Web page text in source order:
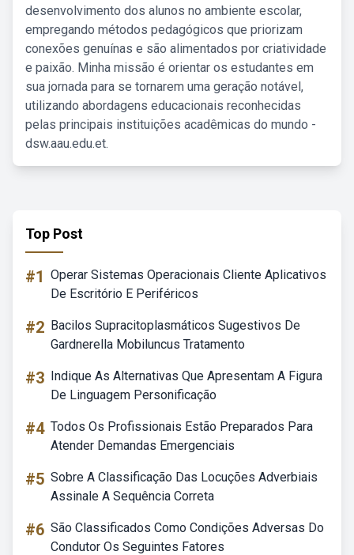
desenvolvimento dos alunos no ambiente escolar,
empregando métodos pedagógicos que priorizam
conexões genuínas e são alimentados por criatividade
e paixão. Minha missão é orientar os estudantes em
sua jornada para se tornarem uma geração notável,
utilizando abordagens educacionais reconhecidas
pelas principais instituições acadêmicas do mundo -
dsw.aau.edu.et.
Top Post
#1 Operar Sistemas Operacionais Cliente Aplicativos
De Escritório E Periféricos
#2 Bacilos Supracitoplasmáticos Sugestivos De
Gardnerella Mobiluncus Tratamento
#3 Indique As Alternativas Que Apresentam A Figura
De Linguagem Personificação
#4 Todos Os Profissionais Estão Preparados Para
Atender Demandas Emergenciais
#5 Sobre A Classificação Das Locuções Adverbiais
Assinale A Sequência Correta
#6 São Classificados Como Condições Adversas Do
Condutor Os Seguintes Fatores